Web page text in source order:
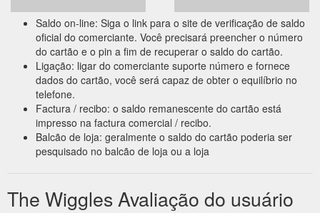
Saldo on-line: Siga o link para o site de verificação de saldo
oficial do comerciante. Você precisará preencher o número
do cartão e o pin a fim de recuperar o saldo do cartão.
Ligação: ligar do comerciante suporte número e fornece
dados do cartão, você será capaz de obter o equilíbrio no
telefone.
Factura / recibo: o saldo remanescente do cartão está
impresso na factura comercial / recibo.
Balcão de loja: geralmente o saldo do cartão poderia ser
pesquisado no balcão de loja ou a loja
The Wiggles Avaliação do usuário